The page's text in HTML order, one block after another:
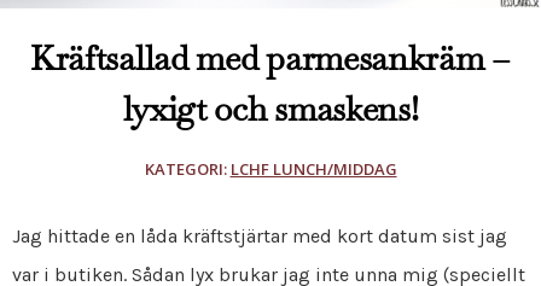
Kräftsallad med parmesankräm –
lyxigt och smaskens!
KATEGORI: LCHF LUNCH/MIDDAG
Jag hittade en låda kräftstjärtar med kort datum sist jag
var i butiken. Sådan lyx brukar jag inte unna mig (speciellt